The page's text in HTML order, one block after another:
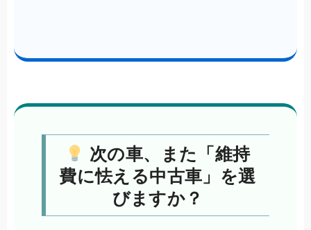
次の車、また「維持
費に怯える中古車」を選
びますか？